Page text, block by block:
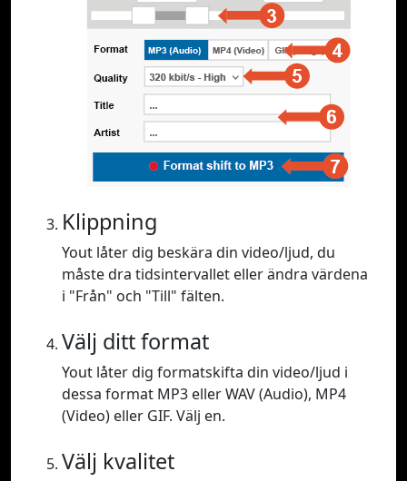
Klippning
Yout låter dig beskära din video/ljud, du
måste dra tidsintervallet eller ändra värdena
i "Från" och "Till" fälten.
Välj ditt format
Yout låter dig formatskifta din video/ljud i
dessa format MP3 eller WAV (Audio), MP4
(Video) eller GIF. Välj en.
Välj kvalitet